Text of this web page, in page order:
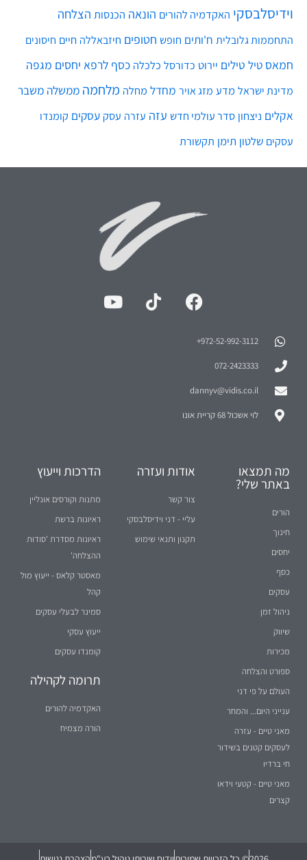
וידיסלבסקי האקדמיה להורים הונאה הכנסות הצלחה
התחממות גלובלית ח'ותים חופש חטופים חיזבאללה חיים חיסונים
חמאס טיל טילים יירוט כדורסל כלכלה כסף לרפא יחסים מגפה
מדינת ישראל מדע מזג אויר מחדל מחלה מלחמה ממשלה משבר
אקלים ניצחון סדר עולמי חדש עזה עזרה עסק עסקים קומנדו
עסקים שלטון תימן תקשורת
972-52-992-3112⁩+
072-2423333
dannyv@vidis.co.il
לוי אשכול 68 קריית אונו
מה תמצאו
באתר שלי?
הורים
חינוך
יחסים
כסף
עסקים
ניהול זמן
שיווק
מכירות
ספורט והצלחה
העולם על פי דני
ענייני היום... והמחר
מאני טיים - עזרה
לעסקים קטנים בשידור
חי ברדיו
מאני טיים - קטעי וידאו
קצרים
אודות ועזרה
צור קשר
עליי - דני וידיסלבסקי
תקנון ותנאי שימוש
הדרכות וייעוץ
מתנות וקורסים אונליין
ראיונות ברשת
ראיונות מסדרת 'סודות
ההצלחה'
מאסטר קלאס - ייעוץ מול
קהל
סמינר לבעלי עסקים
ייעוץ עסקי
קומנדו עסקים
תרומה לקהילה
האקדמיה להורים
הורה מצמיח